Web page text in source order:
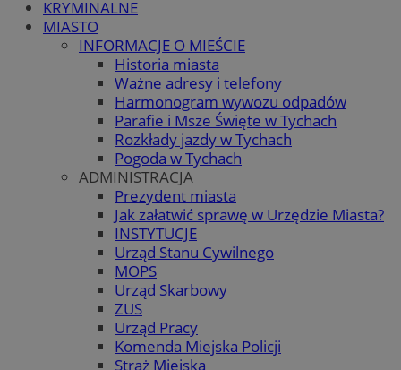
KRYMINALNE
MIASTO
INFORMACJE O MIEŚCIE
Historia miasta
Ważne adresy i telefony
Harmonogram wywozu odpadów
Parafie i Msze Święte w Tychach
Rozkłady jazdy w Tychach
Pogoda w Tychach
ADMINISTRACJA
Prezydent miasta
Jak załatwić sprawę w Urzędzie Miasta?
INSTYTUCJE
Urząd Stanu Cywilnego
MOPS
Urząd Skarbowy
ZUS
Urząd Pracy
Komenda Miejska Policji
Straż Miejska